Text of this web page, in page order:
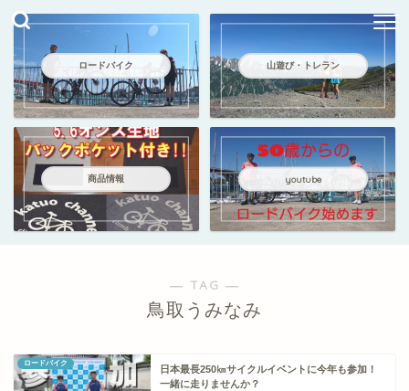
ロードバイク 山遊び・トレラン
商品情報 youtube
― TAG ―
鳥取うみなみ
ロードバイク
日本最長250㎞サイクルイベントに今年も参加！
一緒に走りませんか？